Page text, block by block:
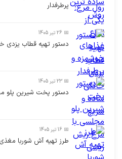
پرطرفدار
📅 26 تیر 1405
دستور تهیه قطاب یزدی
📅 23 تیر 1405
دستور پخت شیرین پلو
📅 16 تیر 1405
طرز تهیه آش شوربا